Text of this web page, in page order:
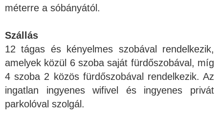
méterre a sóbányától.
Szállás
12 tágas és kényelmes szobával rendelkezik,
amelyek közül 6 szoba saját fürdőszobával, míg
4 szoba 2 közös fürdőszobával rendelkezik. Az
ingatlan ingyenes wifivel és ingyenes privát
parkolóval szolgál.